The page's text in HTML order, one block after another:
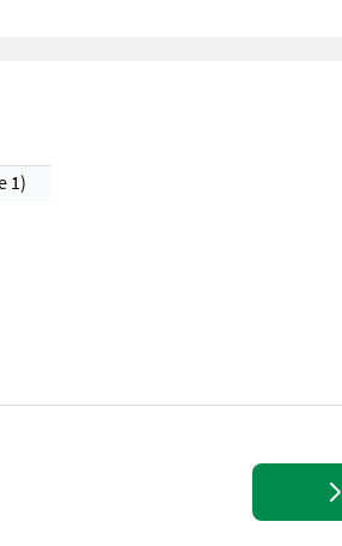
1)
Staubox Breite verstellbar 800kg